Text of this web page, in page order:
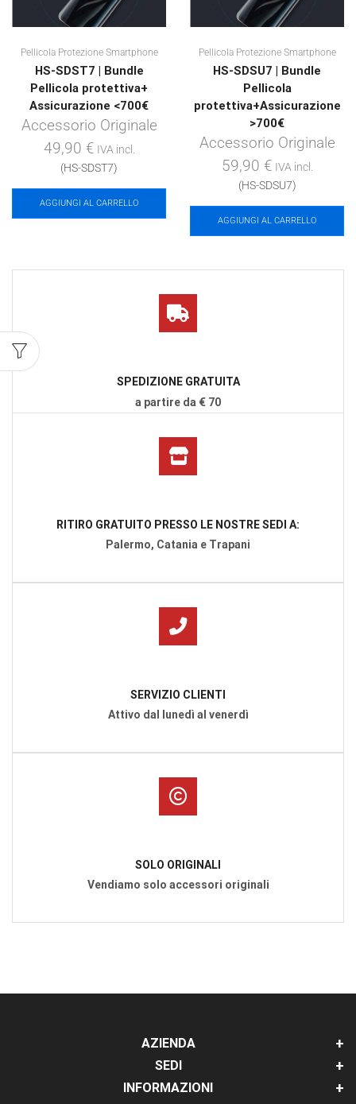
Pellicola Protezione Smartphone
HS-SDST7 | Bundle
Pellicola protettiva+
Assicurazione <700€
Accessorio Originale
49,90 € IVA incl.
(HS-SDST7)
AGGIUNGI AL CARRELLO
Pellicola Protezione Smartphone
HS-SDSU7 | Bundle
Pellicola
protettiva+Assicurazione
>700€
Accessorio Originale
59,90 € IVA incl.
(HS-SDSU7)
AGGIUNGI AL CARRELLO
SPEDIZIONE GRATUITA
a partire da € 70
RITIRO GRATUITO PRESSO LE NOSTRE SEDI A:
Palermo, Catania e Trapani
SERVIZIO CLIENTI
Attivo dal lunedì al venerdì
SOLO ORIGINALI
Vendiamo solo accessori originali
AZIENDA
SEDI
INFORMAZIONI